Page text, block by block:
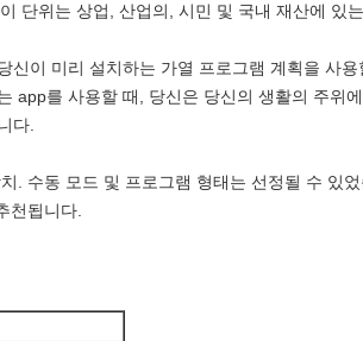
단위는 상업, 산업의, 시민 및 국내 재산에 있
이 미리 설치하는 가열 프로그램 계획을 사용
app를 사용할 때, 당신은 당신의 생활의 주위
다.
. 수동 모드 및 프로그램 형태는 선정될 수 있
천됩니다.